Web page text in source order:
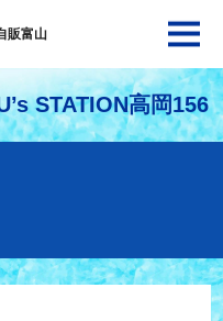
販富山
STATION高岡156